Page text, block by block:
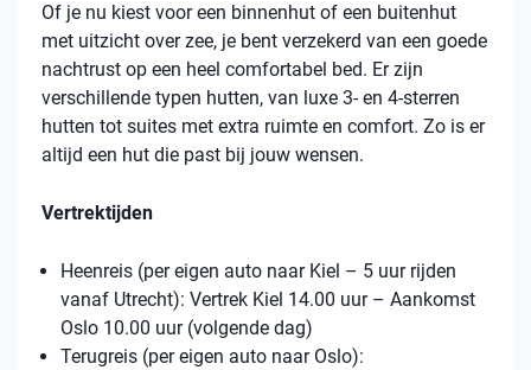
Of je nu kiest voor een binnenhut of een buitenhut
met uitzicht over zee, je bent verzekerd van een goede
nachtrust op een heel comfortabel bed. Er zijn
verschillende typen hutten, van luxe 3- en 4-sterren
hutten tot suites met extra ruimte en comfort. Zo is er
altijd een hut die past bij jouw wensen.
Vertrektijden
Heenreis (per eigen auto naar Kiel – 5 uur rijden
vanaf Utrecht): Vertrek Kiel 14.00 uur – Aankomst
Oslo 10.00 uur (volgende dag)
Terugreis (per eigen auto naar Oslo):